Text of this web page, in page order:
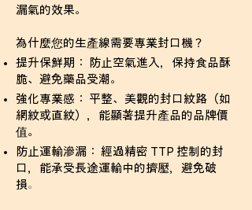
漏氣的效果。
為什麼您的生產線需要專業封口機？
提升保鮮期： 防止空氣進入，保持食品酥
脆、避免藥品受潮。
強化專業感： 平整、美觀的封口紋路（如
網紋或直紋），能顯著提升產品的品牌價
值。
防止運輸滲漏： 經過精密 TTP 控制的封
口，能承受長途運輸中的擠壓，避免破
損。